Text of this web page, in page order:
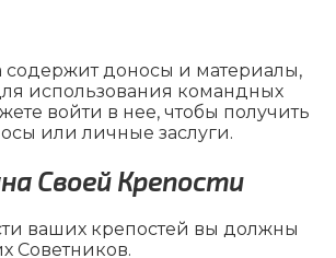
содержит доносы и материалы,
использования командных
войти в нее, чтобы получить
или личные заслуги.
Своей Крепости
ваших крепостей вы должны
Советников.